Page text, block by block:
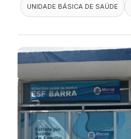
UNIDADE BÁSICA DE SAÚDE